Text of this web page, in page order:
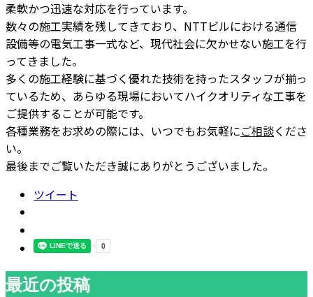
柔軟かつ迅速な対応を行っています。
数々の施工実績を残してきており、NTTビルにおける通信
設備等の電気工事一式など、現代社会に欠かせない施工を行
ってきました。
多くの施工経験に基づく優れた技術を持ったスタッフが揃っ
ているため、あらゆる現場においてハイクオリティな工事を
ご提供することが可能です。
各種業務をお求めの際には、いつでもお気軽にご相談くださ
い。
最後までご覧いただき誠にありがとうございました。
ツイート
最近の投稿